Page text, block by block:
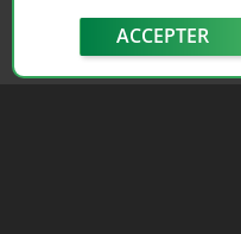
ACCEPTER